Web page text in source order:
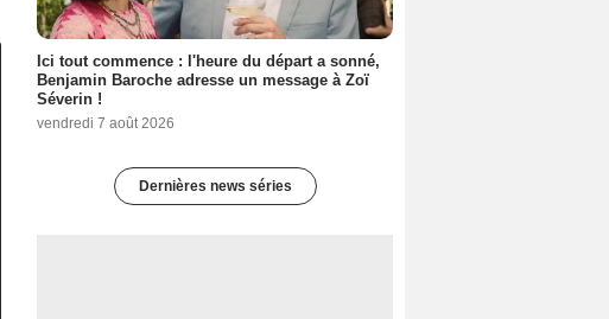
Ici tout commence : l'heure du départ a sonné,
Benjamin Baroche adresse un message à Zoï
Séverin !
vendredi 7 août 2026
Dernières news séries